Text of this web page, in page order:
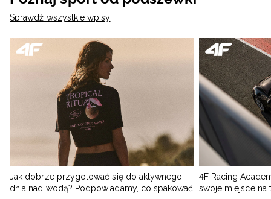
Sprawdź wszystkie wpisy
Jak dobrze przygotować się do aktywnego
dnia nad wodą? Podpowiadamy, co spakować
4F Racing
swoje miejsce na